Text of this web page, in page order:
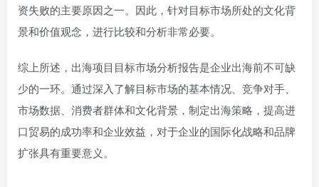
资失败的主要原因之一。因此，针对目标市场所处的文化背
景和价值观念，进行比较和分析非常必要。
综上所述，出海项目目标市场分析报告是企业出海前不可缺
少的一环。通过深入了解目标市场的基本情况、竞争对手、
市场数据、消费者群体和文化背景，制定出海策略，提高进
口贸易的成功率和企业效益，对于企业的国际化战略和品牌
扩张具有重要意义。